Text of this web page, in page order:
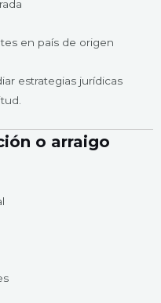
en país de origen
estrategias jurídicas
o arraigo